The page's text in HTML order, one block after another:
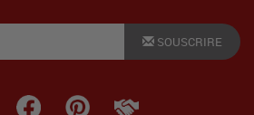
SOUSCRIRE